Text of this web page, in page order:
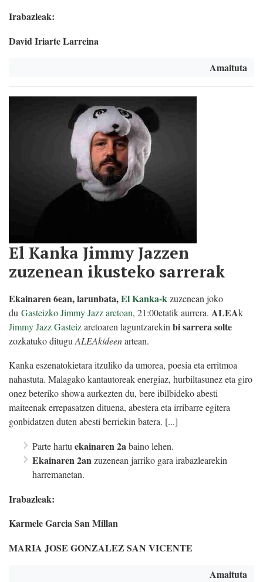
Irabazleak:
David Iriarte Larreina
Amaituta
El Kanka Jimmy Jazzen
zuzenean ikusteko sarrerak
Ekainaren 6ean, larunbata,El Kanka-kzuzenean joko
du Gasteizko Jimmy Jazz aretoan, 21:00etatik aurrera. ALEAk
Jimmy Jazz Gasteizaretoaren laguntzarekin bi sarrera solte
zozkatuko ditugu ALEAkideenartean.
Kanka eszenatokietara itzuliko da umorea, poesia eta erritmoa
nahastuta. Malagako kantautoreak energiaz, hurbiltasunez eta giro
onez beteriko showa aurkezten du, bere ibilbideko abesti
maiteenak errepasatzen dituena, abestera eta irribarre egitera
gonbidatzen duten abesti berriekin batera. [...]
Parte hartu ekainaren 2abaino lehen.
Ekainaren 2anzuzenean jarriko gara irabazlearekin
harremanetan.
Irabazleak:
Karmele Garcia San Millan
MARIA JOSE GONZALEZ SAN VICENTE
Amaituta